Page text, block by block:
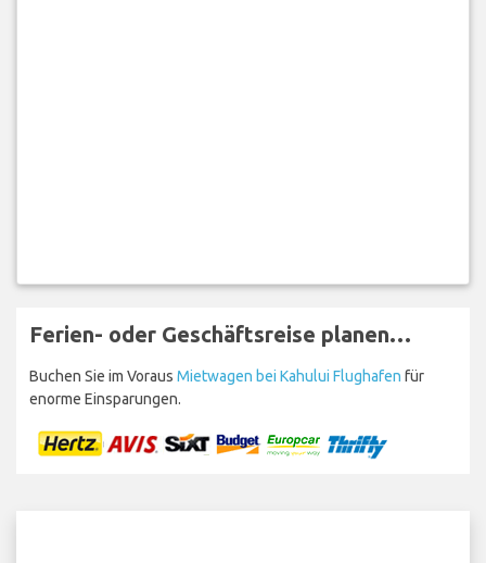
Ferien- oder Geschäftsreise planen…
Buchen Sie im Voraus Mietwagen bei Kahului Flughafen für
enorme Einsparungen.